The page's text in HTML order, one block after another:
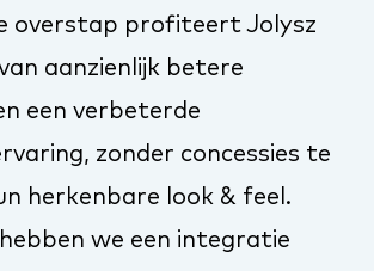
overstap profiteert Jolysz
aanzienlijk betere
een verbeterde
zonder concessies te
herkenbare look & feel.
we een integratie